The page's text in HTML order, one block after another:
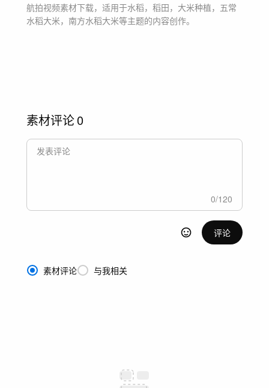
航拍视频素材下载，适用于水稻，稻田，大米种植，五常
水稻大米，南方水稻大米等主题的内容创作。
素材评论0
0/120
评论
素材评论 与我相关